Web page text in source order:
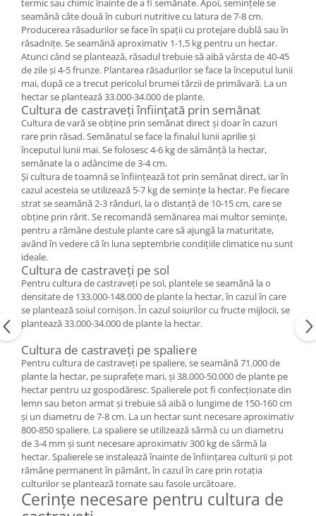
termic sau chimic înainte de a fi semănate. Apoi, semințele se
seamănă câte două în cuburi nutritive cu latura de 7-8 cm.
Producerea răsadurilor se face în spații cu protejare dublă sau în
răsadnițe. Se seamănă aproximativ 1-1,5 kg pentru un hectar.
Atunci când se plantează, răsadul trebuie să aibă vârsta de 40-45
de zile și 4-5 frunze. Plantarea răsadurilor se face la începutul lunii
mai, după ce a trecut pericolul brumei târzii de primăvară. La un
hectar se plantează 33.000-34.000 de plante.
Cultura de castraveți înființată prin semănat
Cultura de vară se obține prin semănat direct și doar în cazuri
rare prin răsad. Semănatul se face la finalul lunii aprilie și
începutul lunii mai. Se folosesc 4-6 kg de sămânță la hectar,
semănate la o adâncime de 3-4 cm.
Și cultura de toamnă se înființează tot prin semănat direct, iar în
cazul acesteia se utilizează 5-7 kg de semințe la hectar. Pe fiecare
strat se seamănă 2-3 rânduri, la o distanță de 10-15 cm, care se
obține prin rărit. Se recomandă semănarea mai multor semințe,
pentru a rămâne destule plante care să ajungă la maturitate,
având în vedere că în luna septembrie condițiile climatice nu sunt
ideale.
Cultura de castraveți pe sol
Pentru cultura de castraveți pe sol, plantele se seamănă la o
densitate de 133.000-148.000 de plante la hectar, în cazul în care
se plantează soiul cornișon. În cazul soiurilor cu fructe mijlocii, se
plantează 33.000-34.000 de plante la hectar.
Cultura de castraveți pe spaliere
Pentru cultura de castraveți pe spaliere, se seamănă 71.000 de
plante la hectar, pe suprafețe mari, și 38.000-50.000 de plante pe
hectar pentru uz gospodăresc. Spalierele pot fi confecționate din
lemn sau beton armat și trebuie să aibă o lungime de 150-160 cm
și un diametru de 7-8 cm. La un hectar sunt necesare aproximativ
800-850 spaliere. La spaliere se utilizează sârmă cu un diametru
de 3-4 mm și sunt necesare aproximativ 300 kg de sârmă la
hectar. Spalierele se instalează înainte de înființarea culturii și pot
rămâne permanent în pământ, în cazul în care prin rotația
culturilor se plantează tomate sau fasole urcătoare.
Cerințe necesare pentru cultura de